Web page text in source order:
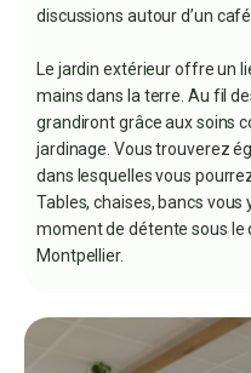
discussions autour d’un café.
Le jardin extérieur offre un
mains dans la terre. Au fil
grandiront grâce aux soins
jardinage. Vous trouverez
dans lesquelles vous
Tables, chaises, bancs
moment de détente sous le
Montpellier.